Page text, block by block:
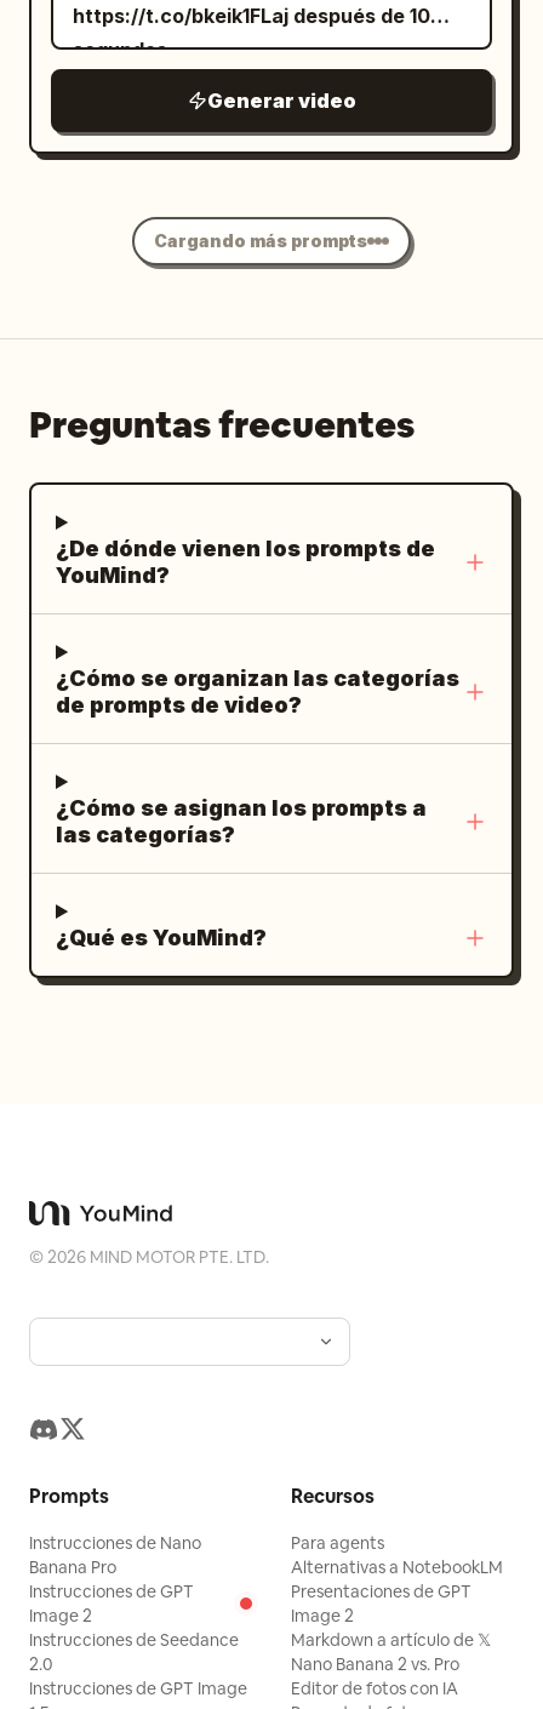
https://t.co/bkeik1FLaj después de 10
segundos.
Generar video
Cargando más prompts
Preguntas frecuentes
¿De dónde vienen los prompts de
YouMind?
¿Cómo se organizan las categorías
de prompts de video?
¿Cómo se asignan los prompts a
las categorías?
¿Qué es YouMind?
©2026 MIND MOTOR PTE. LTD.
Prompts
Instrucciones de Nano
Banana Pro
Instrucciones de GPT
Image 2
Instrucciones de Seedance
2.0
Instrucciones de GPT Image
Recursos
Para agents
Alternativas a NotebookLM
Presentaciones de GPT
Image 2
Markdown a artículo de 𝕏
Nano Banana 2 vs. Pro
Editor de fotos con IA